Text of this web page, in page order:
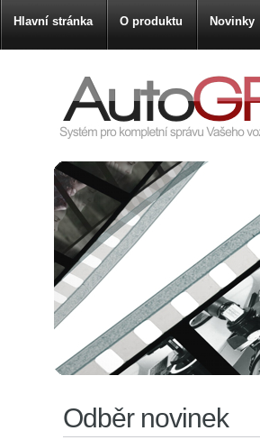
Hlavní stránka O produktu Novinky
Odběr novinek